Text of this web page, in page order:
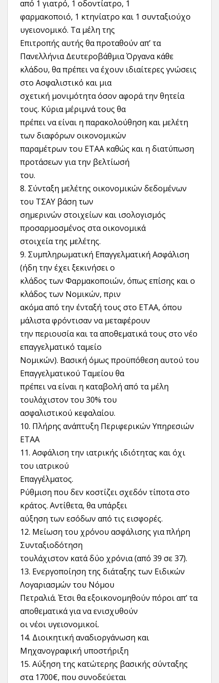
από 1 γιατρό, 1 οδοντίατρο, 1
φαρμακοποιό, 1 κτηνίατρο και 1 συνταξιούχο
υγειονομικό. Τα μέλη της
Επιτροπής αυτής θα προταθούν απ’ τα
Πανελλήνια Δευτεροβάθμια Όργανα κάθε
κλάδου, θα πρέπει να έχουν ιδιαίτερες γνώσεις
στο Ασφαλιστικό και μια
σχετική μονιμότητα όσον αφορά την θητεία
τους. Κύρια μέριμνά τους θα
πρέπει να είναι η παρακολούθηση και μελέτη
των διαφόρων οικονομικών
παραμέτρων του ΕΤΑΑ καθώς και η διατύπωση
προτάσεων για την βελτίωσή
του.
8. Σύνταξη μελέτης οικονομικών δεδομένων
του ΤΣΑΥ βάση των
σημερινών στοιχείων και ισολογισμός
προσαρμοσμένος στα οικονομικά
στοιχεία της μελέτης.
9. Συμπληρωματική Επαγγελματική Ασφάλιση
(ήδη την έχει ξεκινήσει ο
κλάδος των Φαρμακοποιών, όπως επίσης και ο
κλάδος των Νομικών, πριν
ακόμα από την ένταξή τους στο ΕΤΑΑ, όπου
μάλιστα φρόντισαν να μεταφέρουν
την περιουσία και τα αποθεματικά τους στο νέο
επαγγελματικό ταμείο
Νομικών). Βασική όμως προϋπόθεση αυτού του
Επαγγελματικού Ταμείου θα
πρέπει να είναι η καταβολή από τα μέλη
τουλάχιστον του 30% του
ασφαλιστικού κεφαλαίου.
10. Πλήρης ανάπτυξη Περιφερικών Υπηρεσιών
ΕΤΑΑ
11. Ασφάλιση την ιατρικής ιδιότητας και όχι
του ιατρικού
Επαγγέλματος.
Ρύθμιση που δεν κοστίζει σχεδόν τίποτα στο
κράτος. Αντίθετα, θα υπάρξει
αύξηση των εσόδων από τις εισφορές.
12. Μείωση του χρόνου ασφάλισης για πλήρη
Συνταξιοδότηση
τουλάχιστον κατά δύο χρόνια (από 39 σε 37).
13. Ενεργοποίηση της διάταξης των Ειδικών
Λογαριασμών του Νόμου
Πετραλιά. Έτσι θα εξοικονομηθούν πόροι απ’ τα
αποθεματικά για να ενισχυθούν
οι νέοι υγειονομικοί.
14. Διοικητική αναδιοργάνωση και
Μηχανογραφική υποστήριξη
15. Αύξηση της κατώτερης βασικής σύνταξης
στα 1700€, που συνοδεύεται